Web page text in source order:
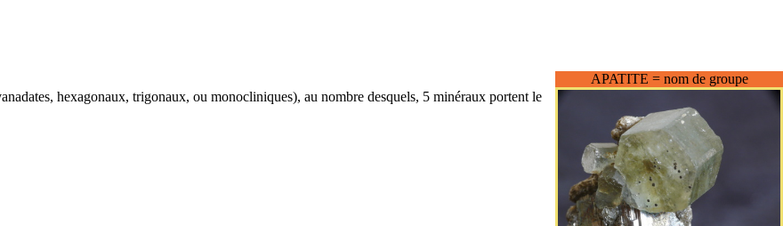
APATITE = nom de groupe
hexagonaux, trigonaux, ou monocliniques), au nombre desquels, 5 minéraux portent le